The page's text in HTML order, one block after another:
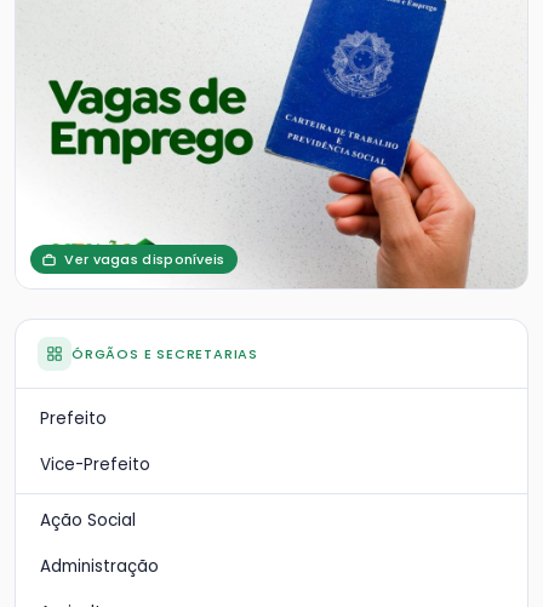
Ver vagas disponíveis
ÓRGÃOS E SECRETARIAS
Prefeito
Vice-Prefeito
Ação Social
Administração